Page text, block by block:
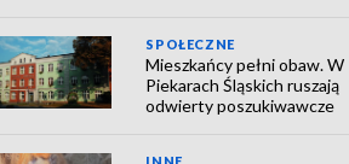
SPOŁECZNE
Mieszkańcy pełni obaw. W
Piekarach Śląskich ruszają
odwierty poszukiwawcze